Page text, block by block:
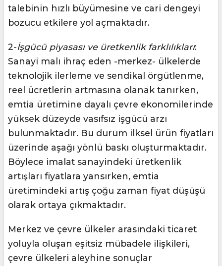
talebinin hızlı büyümesine ve cari dengeyi
bozucu etkilere yol açmaktadır.
2-İşgücü piyasası ve üretkenlik farklılıkları:
Sanayi malı ihraç eden -merkez- ülkelerde
teknolojik ilerleme ve sendikal örgütlenme,
reel ücretlerin artmasına olanak tanırken,
emtia üretimine dayalı çevre ekonomilerinde
yüksek düzeyde vasıfsız işgücü arzı
bulunmaktadır. Bu durum ilksel ürün fiyatları
üzerinde aşağı yönlü baskı oluşturmaktadır.
Böylece imalat sanayindeki üretkenlik
artışları fiyatlara yansırken, emtia
üretimindeki artış çoğu zaman fiyat düşüşü
olarak ortaya çıkmaktadır.
Merkez ve çevre ülkeler arasındaki ticaret
yoluyla oluşan eşitsiz mübadele ilişkileri,
çevre ülkeleri aleyhine sonuçlar